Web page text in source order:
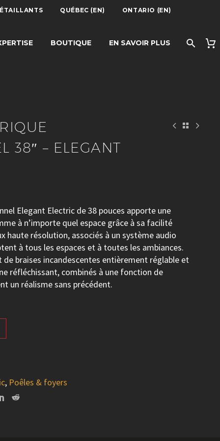
QUÉBEC (EN) ONTARIO (EN)
BOUTIQUE EN SAVOIR PLUS
38″ –
38″ – ELEGANT
Elegant Electric de 38 pouces apporte une
à n’importe quel espace grâce à sa facilité
haute résolution, associés à un système audio
à tous les espaces et à toutes les ambiances.
de braises incandescentes entièrement réglable et
réfléchissant, combinés à une fonction de
un réalisme sans précédent.
, Poêles & foyers